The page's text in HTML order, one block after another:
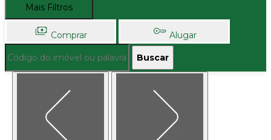
Mais Filtros
Comprar Alugar
Buscar